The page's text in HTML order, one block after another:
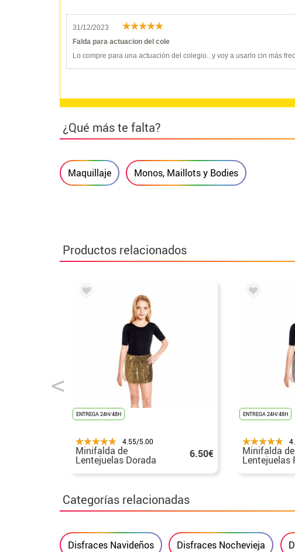
31/12/2023
Falda para actuacion del cole
Lo compre para una actuación del colegio.. y voy a usarlo cin más
¿Qué más te falta?
Maquillaje Monos, Maillots y Bodies
Productos relacionados
ENTREGA 24H/48H
4.55/5.00
Minifalda de
Lentejuelas Dorada
para niña
6.50€
ENTREGA 24H/48H
Minifalda de
Lentejuelas
para niña
Categorías relacionadas
Disfraces Navideños Disfraces Nochevieja